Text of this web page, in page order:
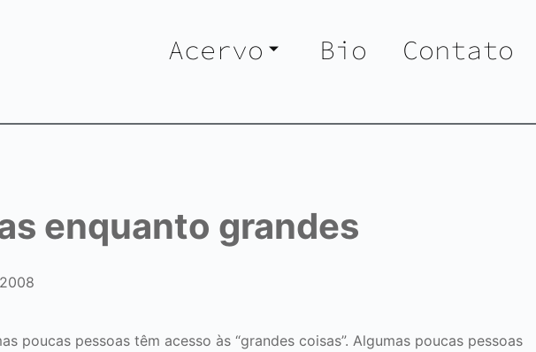
Acervo Bio Contato
enquanto grandes
poucas pessoas têm acesso às “grandes coisas”. Algumas poucas pessoas